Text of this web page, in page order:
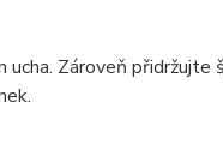
Zároveň přidržujte